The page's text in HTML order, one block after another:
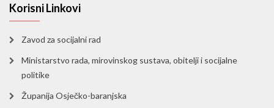
Korisni Linkovi
Zavod za socijalni rad
Ministarstvo rada, mirovinskog sustava, obitelji i socijalne
politike
Županija Osječko-baranjska